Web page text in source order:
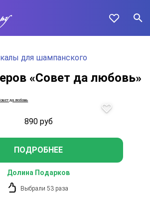
для шампанского
«Совет да любовь»
890 руб
ПОДРОБНЕЕ
Долина Подарков
Выбрали 53 раза